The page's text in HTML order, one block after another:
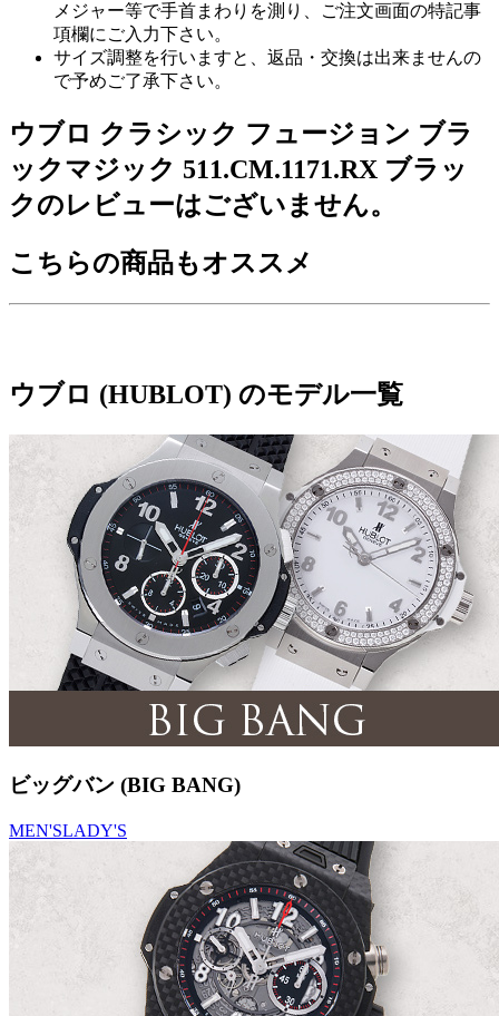
メジャー等で手首まわりを測り、ご注文画面の特記事
項欄にご入力下さい。
サイズ調整を行いますと、返品・交換は出来ませんの
で予めご了承下さい。
ウブロ クラシック フュージョン ブラ
ックマジック 511.CM.1171.RX ブラッ
クのレビューはございません。
こちらの商品もオススメ
ウブロ (HUBLOT) のモデル一覧
ビッグバン (BIG BANG)
MEN'SLADY'S